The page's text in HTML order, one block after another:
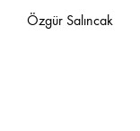
Özgür Salıncak